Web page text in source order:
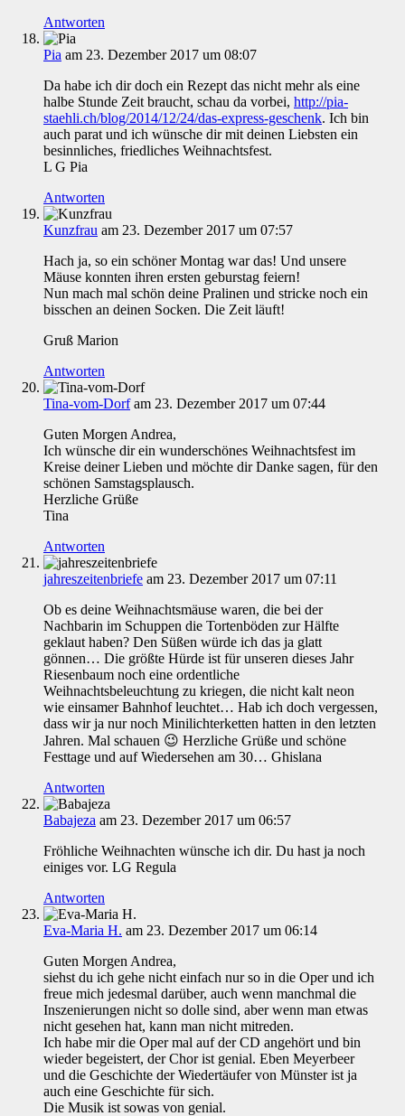
Antworten
Pia am 23. Dezember 2017 um 08:07
Da habe ich dir doch ein Rezept das nicht mehr als eine
halbe Stunde Zeit braucht, schau da vorbei, http://pia-
staehli.ch/blog/2014/12/24/das-express-geschenk. Ich bin
auch parat und ich wünsche dir mit deinen Liebsten ein
besinnliches, friedliches Weihnachtsfest.
L G Pia
Antworten
Kunzfrau am 23. Dezember 2017 um 07:57
Hach ja, so ein schöner Montag war das! Und unsere
Mäuse konnten ihren ersten geburstag feiern!
Nun mach mal schön deine Pralinen und stricke noch ein
bisschen an deinen Socken. Die Zeit läuft!
Gruß Marion
Antworten
Tina-vom-Dorf am 23. Dezember 2017 um 07:44
Guten Morgen Andrea,
Ich wünsche dir ein wunderschönes Weihnachtsfest im
Kreise deiner Lieben und möchte dir Danke sagen, für den
schönen Samstagsplausch.
Herzliche Grüße
Tina
Antworten
jahreszeitenbriefe am 23. Dezember 2017 um 07:11
Ob es deine Weihnachtsmäuse waren, die bei der
Nachbarin im Schuppen die Tortenböden zur Hälfte
geklaut haben? Den Süßen würde ich das ja glatt
gönnen… Die größte Hürde ist für unseren dieses Jahr
Riesenbaum noch eine ordentliche
Weihnachtsbeleuchtung zu kriegen, die nicht kalt neon
wie einsamer Bahnhof leuchtet… Hab ich doch vergessen,
dass wir ja nur noch Minilichterketten hatten in den letzten
Jahren. Mal schauen 😉 Herzliche Grüße und schöne
Festtage und auf Wiedersehen am 30… Ghislana
Antworten
Babajeza am 23. Dezember 2017 um 06:57
Fröhliche Weihnachten wünsche ich dir. Du hast ja noch
einiges vor. LG Regula
Antworten
Eva-Maria H. am 23. Dezember 2017 um 06:14
Guten Morgen Andrea,
siehst du ich gehe nicht einfach nur so in die Oper und ich
freue mich jedesmal darüber, auch wenn manchmal die
Inszenierungen nicht so dolle sind, aber wenn man etwas
nicht gesehen hat, kann man nicht mitreden.
Ich habe mir die Oper mal auf der CD angehört und bin
wieder begeistert, der Chor ist genial. Eben Meyerbeer
und die Geschichte der Wiedertäufer von Münster ist ja
auch eine Geschichte für sich.
Die Musik ist sowas von genial.